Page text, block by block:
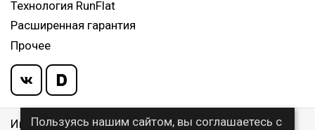
Технология RunFlat
Расширенная гарантия
Прочее
Информация указанная на сайте, не является
Пользуясь нашим сайтом, вы соглашаетесь с